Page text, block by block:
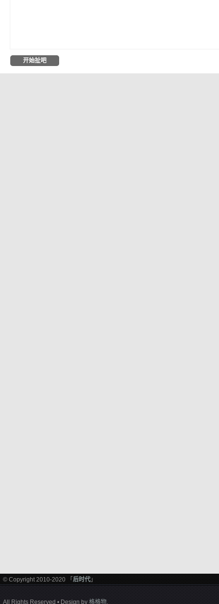
© Copyright 2010-2020 「 后时代 」
All Rights Reserved • Design by 格格物.